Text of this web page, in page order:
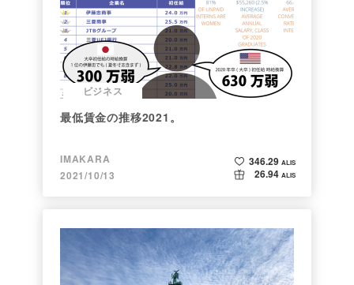
ビジネス
最低賃金の推移2021。
IMAKARA
2021/10/13
346.29 ALIS
26.94 ALIS